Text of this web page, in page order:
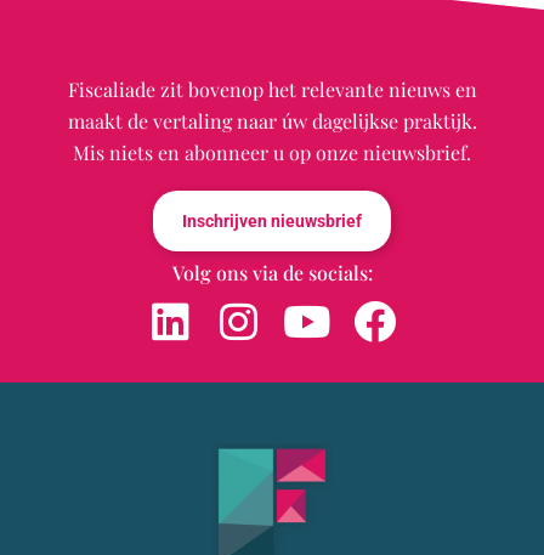
Fiscaliade zit bovenop het relevante nieuws en
maakt de vertaling naar úw dagelijkse praktijk.
Mis niets en abonneer u op onze nieuwsbrief.
Inschrijven nieuwsbrief
Volg ons via de socials: